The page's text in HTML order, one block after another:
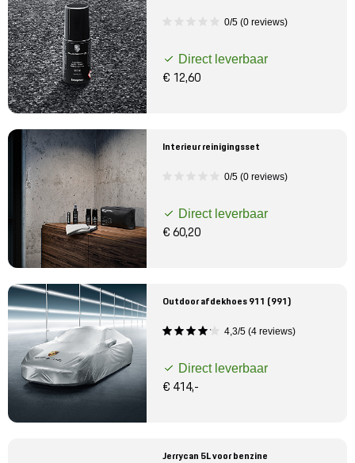
0/5 (0 reviews)
Direct leverbaar
€ 12,60
Interieur reinigingsset
0/5 (0 reviews)
Direct leverbaar
€ 60,20
Outdoor afdekhoes 911 (991)
4,3/5 (4 reviews)
Direct leverbaar
€ 414,-
Jerrycan 5L voor benzine